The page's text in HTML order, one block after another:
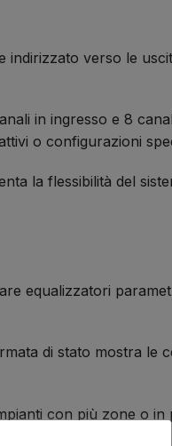
verso le
in ingresso e 8
o configurazioni
la flessibilità del
equalizzatori
di stato mostra le
con più zone o